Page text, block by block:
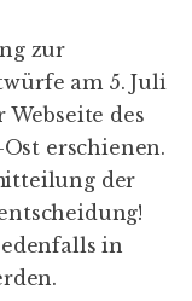
zur
am 5. Juli
des
erschienen.
der
in